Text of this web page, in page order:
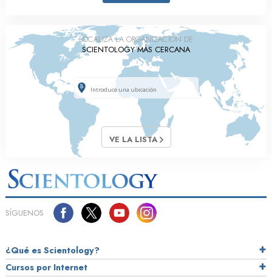
LOCALIZA LA ORGANIZACIÓN DE
SCIENTOLOGY MÁS CERCANA
VE LA LISTA
SÍGUENOS
¿Qué es Scientology?
Cursos por Internet